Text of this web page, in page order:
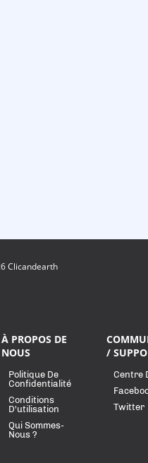
Clicandearth
À PROPOS DE
NOUS
Politique De
Confidentialité
Conditions
D'utilisation
Qui Sommes-
Nous ?
/
Centre
Twitter